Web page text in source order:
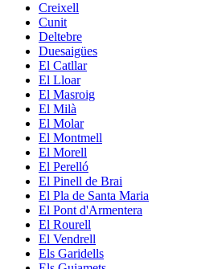
Creixell
Cunit
Deltebre
Duesaigües
El Catllar
El Lloar
El Masroig
El Milà
El Molar
El Montmell
El Morell
El Perelló
El Pinell de Brai
El Pla de Santa Maria
El Pont d'Armentera
El Rourell
El Vendrell
Els Garidells